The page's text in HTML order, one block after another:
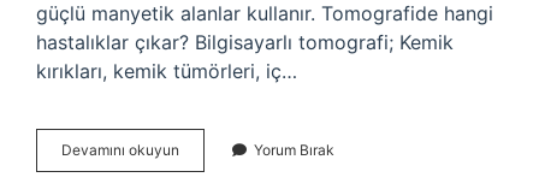
güçlü manyetik alanlar kullanır. Tomografide hangi
hastalıklar çıkar? Bilgisayarlı tomografi; Kemik
kırıkları, kemik tümörleri, iç…
Devamını okuyun
Ile
Yorum Bırak